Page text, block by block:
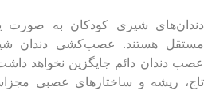
دندان‌های شیری کودکان به صورت
مستقل هستند. عصب‌کشی دندان
عصب دندان دائم جایگزین نخواهد
تاج، ریشه و ساختارهای عصبی